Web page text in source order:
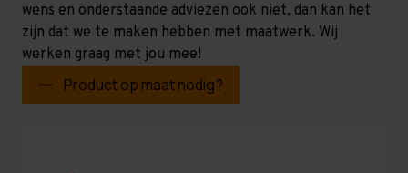
wens en onderstaande adviezen ook niet, dan kan het
zijn dat we te maken hebben met maatwerk. Wij
werken graag met jou mee!
Product op maat nodig?